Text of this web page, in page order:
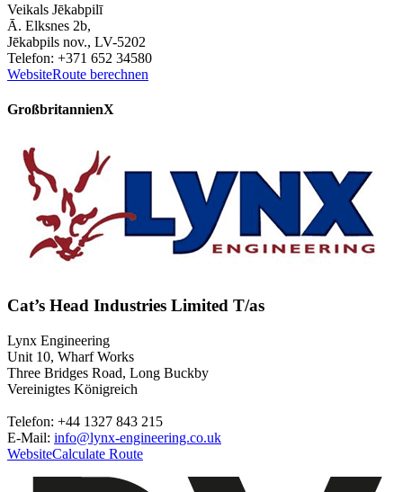
Veikals Jēkabpilī
Ā. Elksnes 2b,
Jēkabpils nov., LV-5202
Telefon: +371 652 34580
WebsiteRoute berechnen
GroßbritannienX
Cat’s Head Industries Limited T/as
Lynx Engineering
Unit 10, Wharf Works
Three Bridges Road, Long Buckby
Vereinigtes Königreich
Telefon: +44 1327 843 215
E-Mail: info@lynx-engineering.co.uk
WebsiteCalculate Route